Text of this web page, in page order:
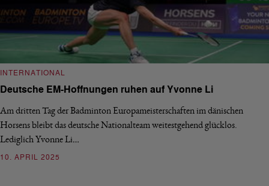
INTERNATIONAL
Deutsche EM-Hoffnungen ruhen auf Yvonne Li
Am dritten Tag der Badminton Europameisterschaften im dänischen
Horsens bleibt das deutsche Nationalteam weitestgehend glücklos.
Lediglich Yvonne Li…
10. APRIL 2025